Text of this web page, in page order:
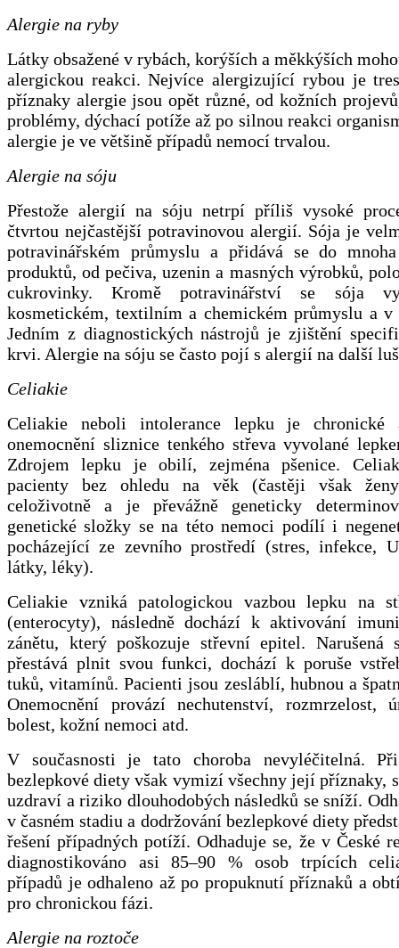
Alergie na ryby
Látky obsažené v rybách, korýších a měkkýších
alergickou reakci. Nejvíce alergizující rybou je
příznaky alergie jsou opět různé, od kožních
problémy, dýchací potíže až po silnou reakci
alergie je ve většině případů nemocí trvalou.
Alergie na sóju
Přestože alergií na sóju netrpí příliš vysoké
čtvrtou nejčastější potravinovou alergií. Sója je
potravinářském průmyslu a přidává se do
produktů, od pečiva, uzenin a masných výrobků,
cukrovinky. Kromě potravinářství se sója
kosmetickém, textilním a chemickém průmyslu a v
Jedním z diagnostických nástrojů je zjištění
krvi. Alergie na sóju se často pojí s alergií na další
Celiakie
Celiakie neboli intolerance lepku je chronické
onemocnění sliznice tenkého střeva vyvolané
Zdrojem lepku je obilí, zejména pšenice.
pacienty bez ohledu na věk (častěji však
celoživotně a je převážně geneticky
genetické složky se na této nemoci podílí i
pocházející ze zevního prostředí (stres, infekce,
látky, léky).
Celiakie vzniká patologickou vazbou lepku na
(enterocyty), následně dochází k aktivování
zánětu, který poškozuje střevní epitel. Narušená
přestává plnit svou funkci, dochází k poruše
tuků, vitamínů. Pacienti jsou zesláblí, hubnou a
Onemocnění provází nechutenství, rozmrzelost,
bolest, kožní nemoci atd.
V současnosti je tato choroba nevyléčitelná.
bezlepkové diety však vymizí všechny její příznaky,
uzdraví a riziko dlouhodobých následků se sníží.
v časném stadiu a dodržování bezlepkové diety
řešení případných potíží. Odhaduje se, že v České
diagnostikováno asi 85–90 % osob trpících
případů je odhaleno až po propuknutí příznaků a
pro chronickou fázi.
Alergie na roztoče